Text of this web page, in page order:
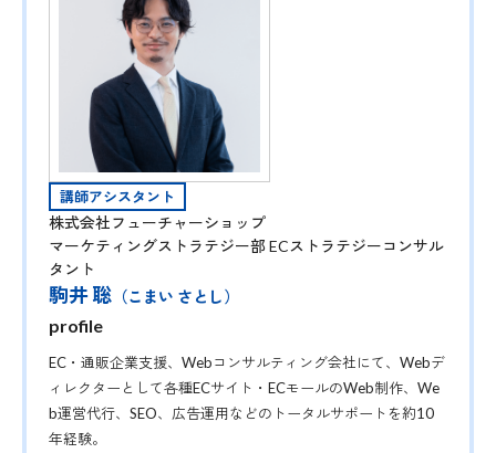
講師アシスタント
株式会社フューチャーショップ
マーケティングストラテジー部 ECストラテジーコンサル
タント
駒井 聡 （こまい さとし）
profile
EC・通販企業支援、Webコンサルティング会社にて、Webデ
ィレクターとして各種ECサイト・ECモールのWeb制作、We
b運営代行、SEO、広告運用などのトータルサポートを約10
年経験。